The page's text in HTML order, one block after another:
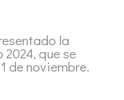
la
que se
de noviembre.